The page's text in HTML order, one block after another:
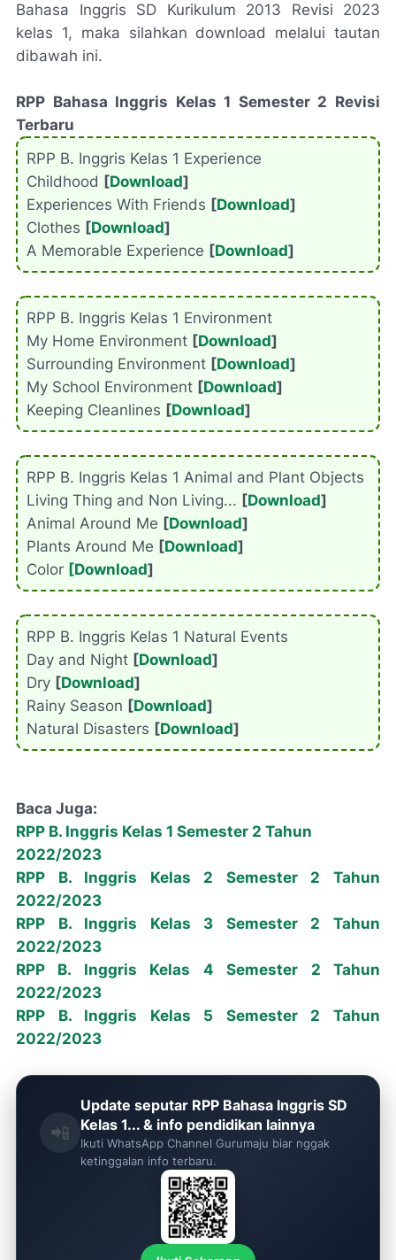
Bahasa Inggris SD Kurikulum 2013 Revisi 2023
kelas 1, maka silahkan download melalui tautan
dibawah ini.
RPP Bahasa Inggris Kelas 1 Semester 2 Revisi
Terbaru
RPP B. Inggris Kelas 1 Experience
Childhood [Download]
Experiences With Friends [Download]
Clothes [Download]
A Memorable Experience [Download]
RPP B. Inggris Kelas 1 Environment
My Home Environment [Download]
Surrounding Environment [Download]
My School Environment [Download]
Keeping Cleanlines [Download]
RPP B. Inggris Kelas 1 Animal and Plant Objects
Living Thing and Non Living... [Download]
Animal Around Me [Download]
Plants Around Me [Download]
Color [Download]
RPP B. Inggris Kelas 1 Natural Events
Day and Night [Download]
Dry [Download]
Rainy Season [Download]
Natural Disasters [Download]
Baca Juga:
RPP B. Inggris Kelas 1 Semester 2 Tahun
2022/2023
RPP B. Inggris Kelas 2 Semester 2 Tahun
2022/2023
RPP B. Inggris Kelas 3 Semester 2 Tahun
2022/2023
RPP B. Inggris Kelas 4 Semester 2 Tahun
2022/2023
RPP B. Inggris Kelas 5 Semester 2 Tahun
2022/2023
📲
Update seputar RPP Bahasa Inggris SD
Kelas 1... & info pendidikan lainnya
Ikuti WhatsApp Channel Gurumaju biar nggak
ketinggalan info terbaru.